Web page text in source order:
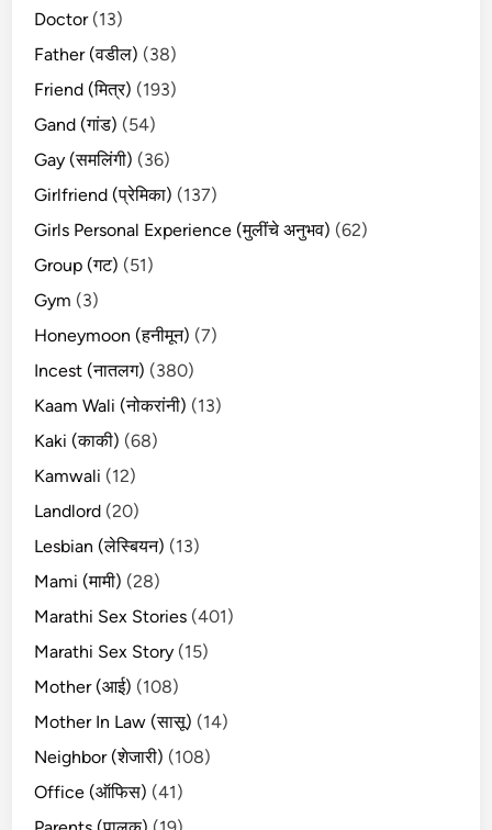
Doctor(13)
Father (वडील) (38)
Friend (मित्र) (193)
Gand (गांड) (54)
Gay (समलिंगी) (36)
Girlfriend (प्रेमिका) (137)
Girls Personal Experience (मुलींचे अनुभव) (62)
Group (गट) (51)
Gym (3)
Honeymoon (हनीमून) (7)
Incest (नातलग) (380)
Kaam Wali (नोकरांनी) (13)
Kaki (काकी) (68)
Kamwali (12)
Landlord (20)
Lesbian (लेस्बियन) (13)
Mami (मामी) (28)
Marathi Sex Stories (401)
Marathi Sex Story (15)
Mother (आई) (108)
Mother In Law (सासू) (14)
Neighbor (शेजारी) (108)
Office (ऑफिस) (41)